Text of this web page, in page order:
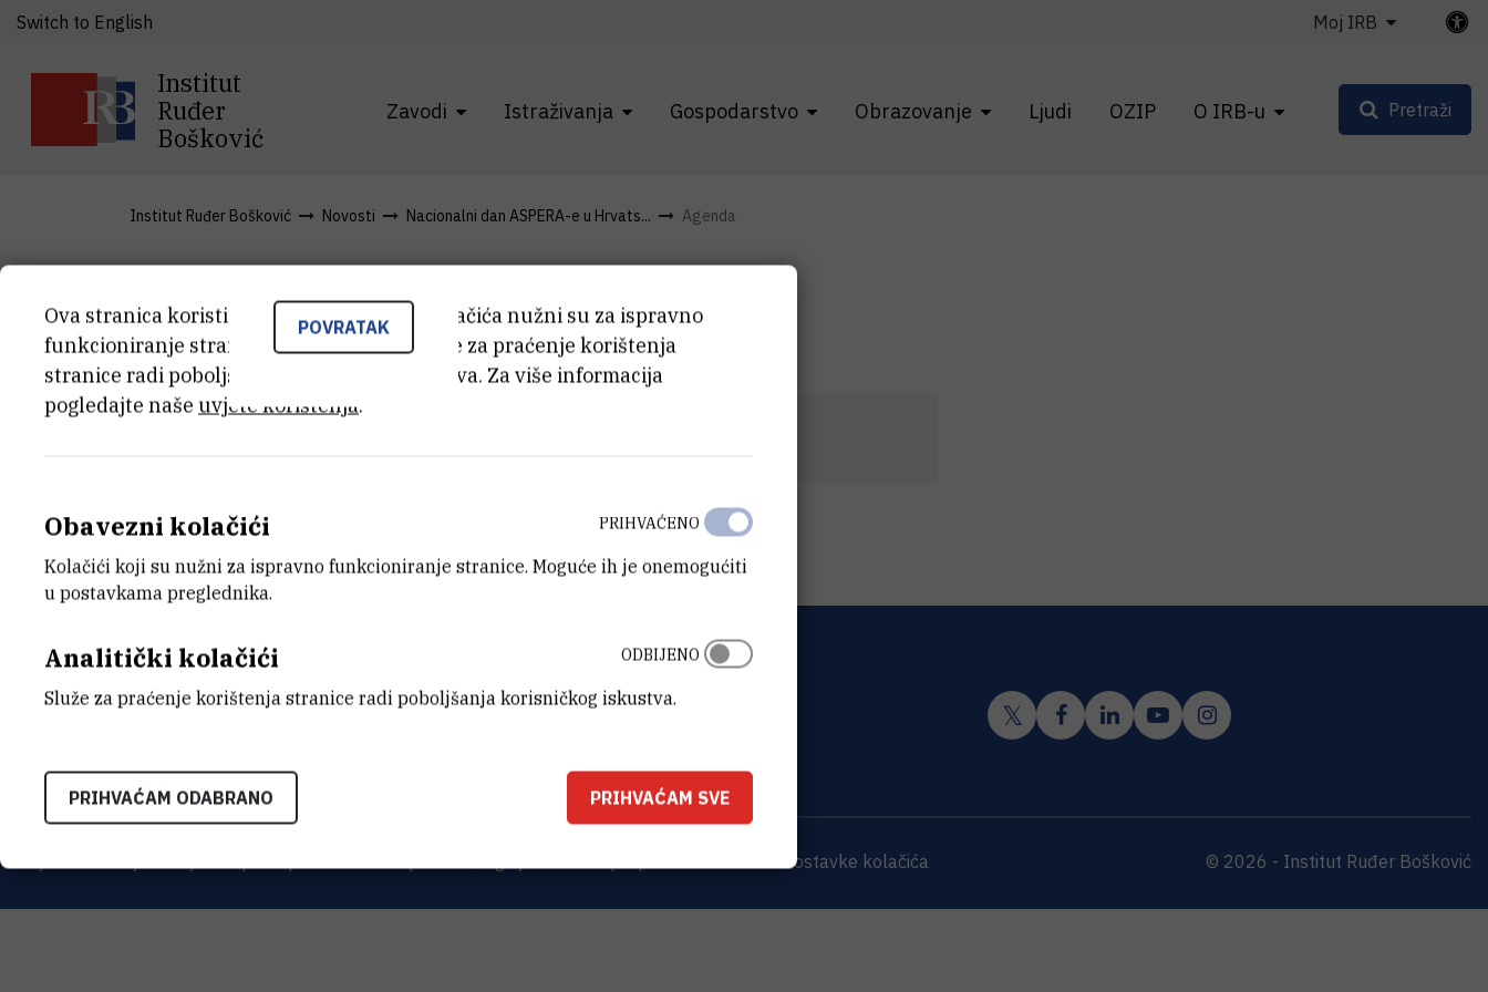
Institut
Ruđer
Bošković
Zavodi Istraživanja Gospodarstvo Obrazovanje Ljudi OZIP O IRB-u
Switch to English Moj IRB
Pretraži
Institut Ruđer Bošković Novosti Nacionalni dan ASPERA-e u Hrvats... Agenda
Agenda
INSTITUT RUĐER BOŠKOVIĆ
Postavke kolačića © 2026 - Institut Ruđer Bošković
POVRATAK
Ova stranica koristi kolačiće. Neki od tih kolačića nužni su za ispravno
funkcioniranje stranice, dok se drugi koriste za praćenje korištenja
stranice radi poboljšanja korisničkog iskustva. Za više informacija
pogledajte naše uvjete korištenja.
Obavezni kolačići
Kolačići koji su nužni za ispravno funkcioniranje stranice. Moguće ih je onemogućiti
u postavkama preglednika.
PRIHVAĆENO
Analitički kolačići
Služe za praćenje korištenja stranice radi poboljšanja korisničkog iskustva.
ODBIJENO
PRIHVAĆAM ODABRANO PRIHVAĆAM SVE